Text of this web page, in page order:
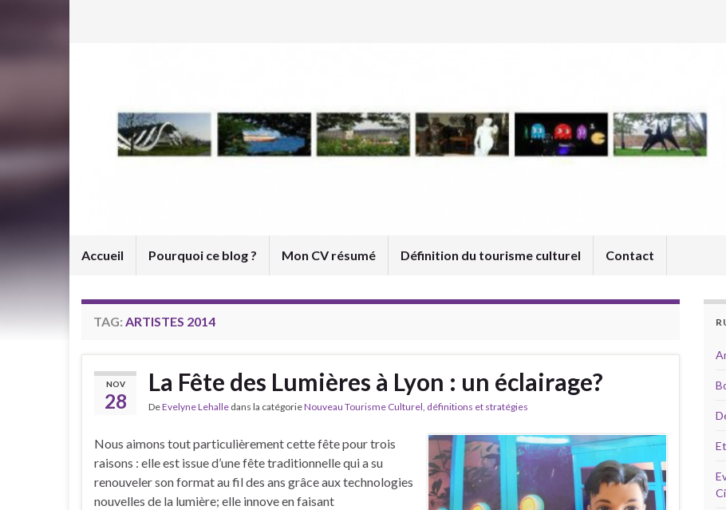
Accueil Pourquoi ce blog ? Mon CV résumé Définition du tourisme culturel Contact
TAG: ARTISTES 2014
NOV
28
La Fête des Lumières à Lyon : un éclairage?
DeEvelyne Lehalle dans la catégorieNouveau Tourisme Culturel, définitions et stratégies
Nous aimons tout particulièrement cette fête pour trois
raisons : elle est issue d’une fête traditionnelle qui a su
renouveler son format au fil des ans grâce aux technologies
nouvelles de la lumière; elle innove en faisant